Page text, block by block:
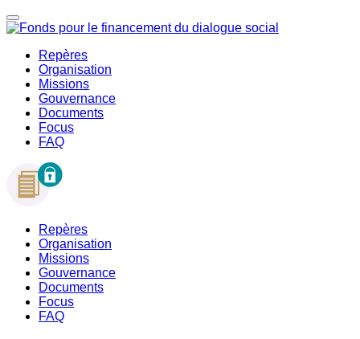
Repères
Organisation
Missions
Gouvernance
Documents
Focus
FAQ
Repères
Organisation
Missions
Gouvernance
Documents
Focus
FAQ